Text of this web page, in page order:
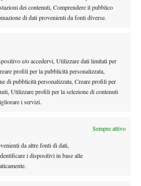
dei contenuti, Comprendere il pubblico
di dati provenienti da fonti diverse.
e/o accedervi, Utilizzare dati limitati per
profili per la pubblicità personalizzata,
di pubblicità personalizzata, Creare profili per
Utilizzare profili per la selezione di contenuti
i servizi.
Sempre attivo
da altre fonti di dati,
i dispositivi in base alle
Cup del 2025, segno che deve
TENDENZA
1000 Montreal 2026: programma,
e ordine di gioco venerdì 7 agosto.
apre sul Centrale
News